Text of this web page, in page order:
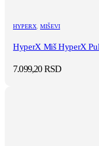
HYPERX MIŠEVI
HyperX Miš HyperX
7.099,20RSD